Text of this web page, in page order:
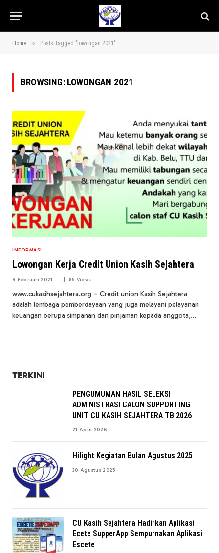
Home » Posts Tagged "lowongan 2021"
BROWSING: LOWONGAN 2021
INFORMASI
Lowongan Kerja Credit Union Kasih Sejahtera
9 Februari 2021 85 Views
www.cukasihsejahtera.org – Credit union Kasih Sejahtera
adalah lembaga pemberdayaan yang juga melayani pelayanan
keuangan berupa simpanan dan pinjaman kepada anggota,…
TERKINI
PENGUMUMAN HASIL SELEKSI
ADMINISTRASI CALON SUPPORTING
UNIT CU KASIH SEJAHTERA TB 2026
21 April 2026
Hilight Kegiatan Bulan Agustus 2025
30 Agustus 2025
CU Kasih Sejahtera Hadirkan Aplikasi
Ecete SupperApp Sempurnakan Aplikasi
Escete